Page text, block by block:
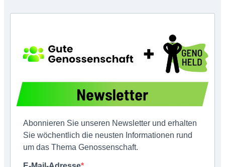
Abonnieren Sie unseren Newsletter und erhalten
Sie wöchentlich die neusten Informationen rund
um das Thema Genossenschaft.